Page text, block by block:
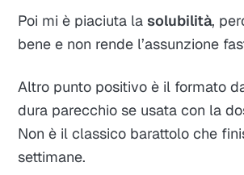
Poi mi è piaciuta lasolubilità,
bene e non rende l’assunzione
Altro punto positivo è il formato
dura parecchio se usata con la
Non è il classico barattolo che
settimane.